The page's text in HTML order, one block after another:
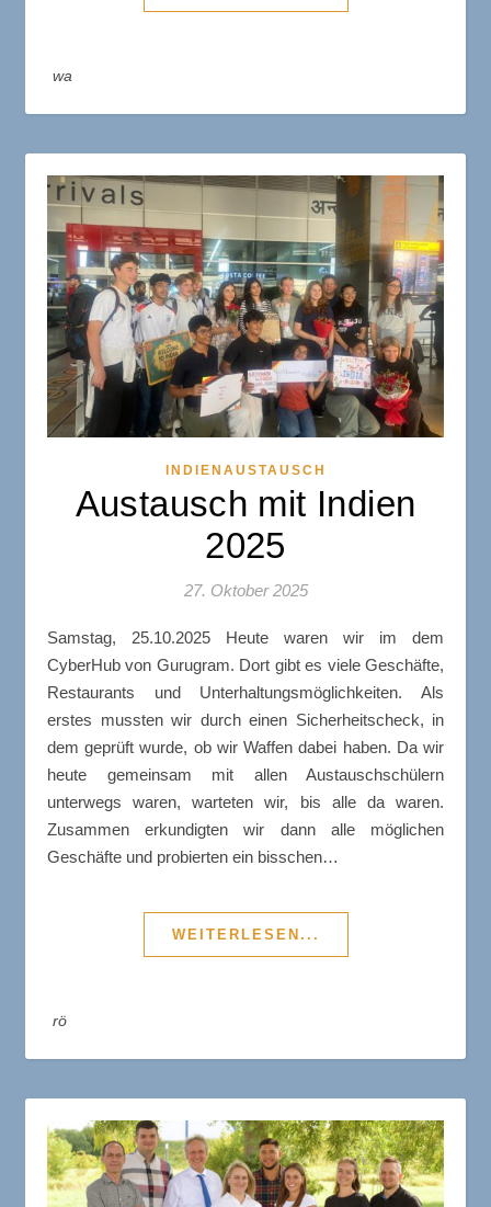
wa
INDIENAUSTAUSCH
Austausch mit Indien
2025
27. Oktober 2025
Samstag, 25.10.2025 Heute waren wir im dem
CyberHub von Gurugram. Dort gibt es viele Geschäfte,
Restaurants und Unterhaltungsmöglichkeiten. Als
erstes mussten wir durch einen Sicherheitscheck, in
dem geprüft wurde, ob wir Waffen dabei haben. Da wir
heute gemeinsam mit allen Austauschschülern
unterwegs waren, warteten wir, bis alle da waren.
Zusammen erkundigten wir dann alle möglichen
Geschäfte und probierten ein bisschen…
WEITERLESEN...
rö